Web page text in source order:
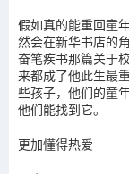
假如真的能重回童
然会在新华书店的
奋笔疾书那篇关于
来都成了他此生最
些孩子，他们的童
他们能找到它。
更加懂得热爱